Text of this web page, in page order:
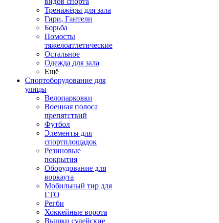
Тренажёры для зала
Гири, Гантели
Борьба
Помосты
тяжелоатлетические
Остальное
Одежда для зала
Ещё
Спортоборудование для
улицы
Велопарковки
Военная полоса
препятствий
Футбол
Элементы для
спортплощадок
Резиновые
покрытия
Оборудование для
воркаута
Мобильный тир для
ГТО
Регби
Хоккейные ворота
Вышки судейские